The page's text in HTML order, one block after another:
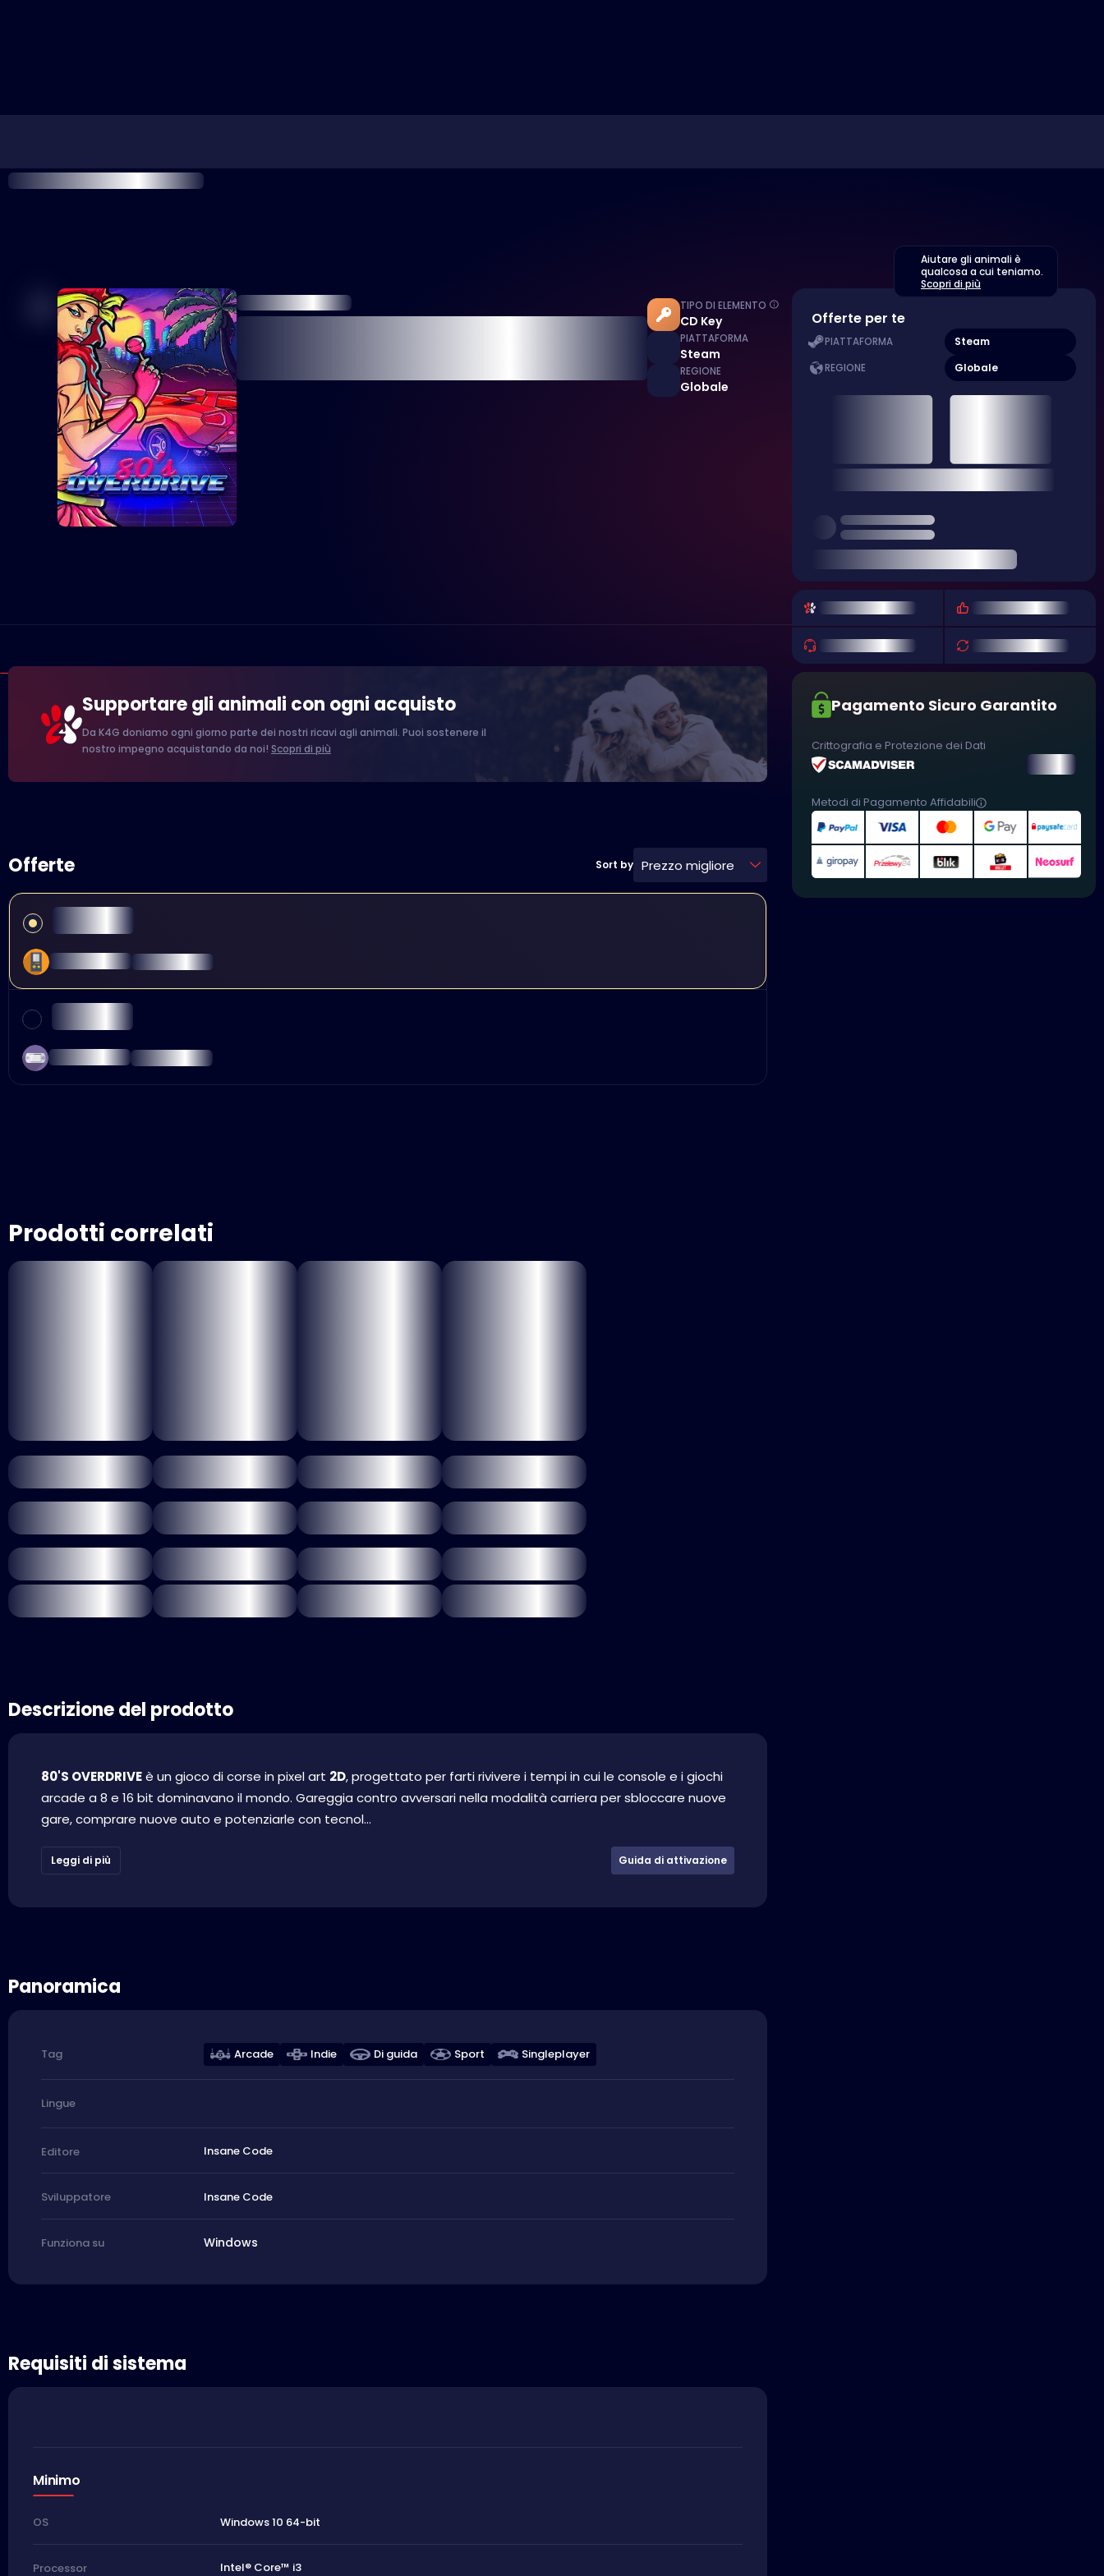
TIPO DI ELEMENTO
CD Key
PIATTAFORMA
Steam
REGIONE
Globale
Supportare gli animali con ogni acquisto
Da K4G doniamo ogni giorno parte dei nostri ricavi agli animali. Puoi sostenere il
nostro impegno acquistando da noi! Scopri di più
Offerte Sort by Prezzo migliore
Prodotti correlati
Descrizione del prodotto
80'S OVERDRIVEè un gioco di corse in pixel art 2D, progettato per farti rivivere i tempi in cui le console e i giochi
arcade a 8 e 16 bit dominavano il mondo. Gareggia contro avversari nella modalità carriera per sbloccare nuove
gare, comprare nuove auto e potenziarle con tecnol...
Leggi di più Guida di attivazione
Panoramica
Tag Arcade Indie Di guida Sport Singleplayer
Lingue
Editore Insane Code
Sviluppatore Insane Code
Funziona su Windows
Requisiti di sistema
Minimo
OS Windows 10 64-bit
Processor Intel® Core™ i3
Aiutare gli animali è
qualcosa a cui teniamo.
Scopri di più
Offerte per te
PIATTAFORMA Steam
REGIONE Globale
Pagamento Sicuro Garantito
Crittografia e Protezione dei Dati
Metodi di Pagamento Affidabili